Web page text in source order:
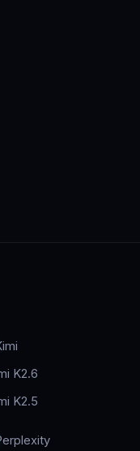
K2.6
K2.5